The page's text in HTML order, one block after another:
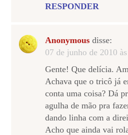
RESPONDER
Anonymous disse:
07 de junho de 2010
Gente! Que delícia.
Achava que o tricô já
conta uma coisa? Dá
agulha de mão pra
dando linha com a
Acho que ainda vai